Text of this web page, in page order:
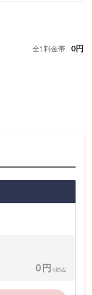
全1料金帯 0円
0 円 (税込)